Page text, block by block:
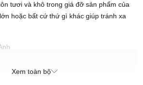
tươi và khô trong giá đỡ sản phẩm của
hoặc bất cứ thứ gì khác giúp tránh xa
Xem toàn bộ